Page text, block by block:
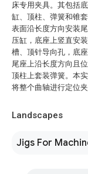
床专用夹具。其包括
缸、顶柱、弹簧和锥
表面沿长度方向安装
压缸，底座上竖直安
槽、顶针导向孔，底
尾座上沿长度方向且
顶柱上套装弹簧。本
将整个曲轴进行定位夹
Landscapes
Jigs For